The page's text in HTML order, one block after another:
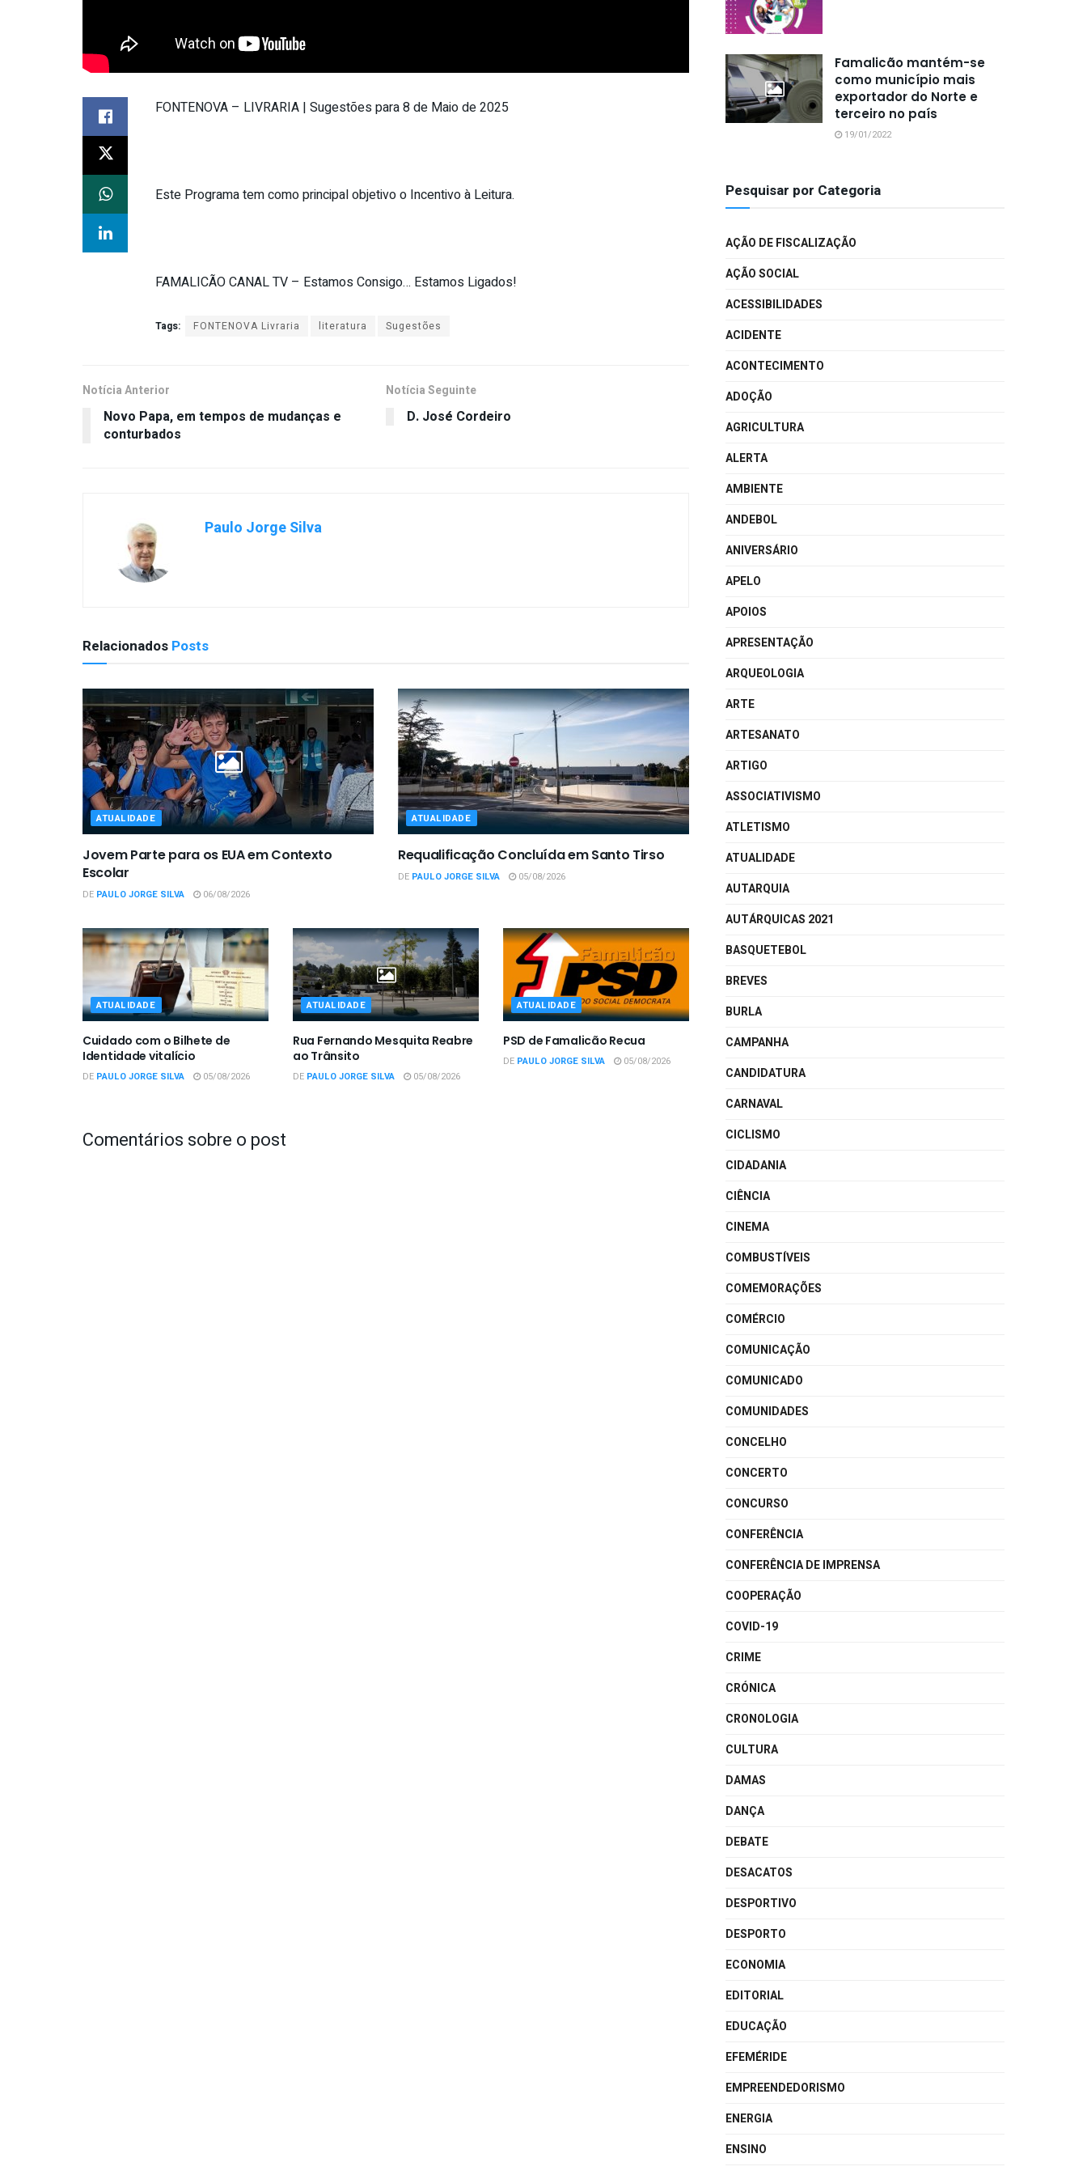
FONTENOVA – LIVRARIA | Sugestões para 8 de Maio de 2025
Este Programa tem como principal objetivo o Incentivo à Leitura.
FAMALICÃO CANAL TV – Estamos Consigo… Estamos Ligados!
Tags: FONTENOVA Livraria literatura Sugestões
Notícia Anterior
Novo Papa, em tempos de mudanças e
conturbados
Notícia Seguinte
D. José Cordeiro
Paulo Jorge Silva
Relacionados Posts
ATUALIDADE
Jovem Parte para os EUA em Contexto
Escolar
DE PAULO JORGE SILVA 06/08/2026
ATUALIDADE
Requalificação Concluída em Santo Tirso
DE PAULO JORGE SILVA 05/08/2026
ATUALIDADE
Cuidado com o Bilhete de
Identidade vitalício
DE PAULO JORGE SILVA 05/08/2026
ATUALIDADE
Rua Fernando Mesquita Reabre
ao Trânsito
DE PAULO JORGE SILVA 05/08/2026
ATUALIDADE
PSD de Famalicão Recua
DE PAULO JORGE SILVA 05/08/2026
Comentários sobre o post
Famalicão mantém-se
como município mais
exportador do Norte e
terceiro no país
19/01/2022
Pesquisar por Categoria
AÇÃO DE FISCALIZAÇÃO
AÇÃO SOCIAL
ACESSIBILIDADES
ACIDENTE
ACONTECIMENTO
ADOÇÃO
AGRICULTURA
ALERTA
AMBIENTE
ANDEBOL
ANIVERSÁRIO
APELO
APOIOS
APRESENTAÇÃO
ARQUEOLOGIA
ARTE
ARTESANATO
ARTIGO
ASSOCIATIVISMO
ATLETISMO
ATUALIDADE
AUTARQUIA
AUTÁRQUICAS 2021
BASQUETEBOL
BREVES
BURLA
CAMPANHA
CANDIDATURA
CARNAVAL
CICLISMO
CIDADANIA
CIÊNCIA
CINEMA
COMBUSTÍVEIS
COMEMORAÇÕES
COMÉRCIO
COMUNICAÇÃO
COMUNICADO
COMUNIDADES
CONCELHO
CONCERTO
CONCURSO
CONFERÊNCIA
CONFERÊNCIA DE IMPRENSA
COOPERAÇÃO
COVID-19
CRIME
CRÓNICA
CRONOLOGIA
CULTURA
DAMAS
DANÇA
DEBATE
DESACATOS
DESPORTIVO
DESPORTO
ECONOMIA
EDITORIAL
EDUCAÇÃO
EFEMÉRIDE
EMPREENDEDORISMO
ENERGIA
ENSINO